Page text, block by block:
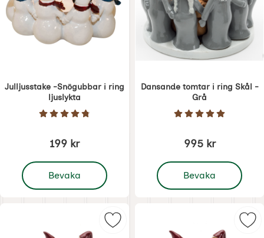
Julljusstake -Snögubbar i ring
ljuslykta
Art. nr 5691 Betyg: 4.8 Stjärnor av 5
199 kr
Bevaka
, Julljusstake -Snögubbar i ring ljuslykta
Dansande tomtar i ring Skål -
Grå
Art. nr 5690 Betyg: 5 Stjärnor
995 kr
Bevaka
, Dansande tomtar i
Markera tomterockring -